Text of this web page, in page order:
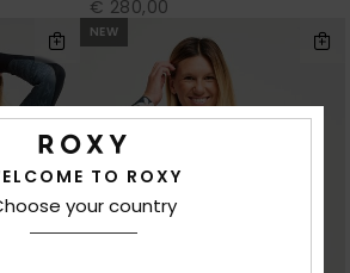
€ 280,00
NEW
TO ROXY
your country